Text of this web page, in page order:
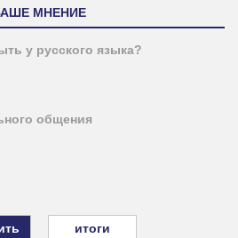
МНЕНИЕ
у русского языка?
общения
итоги